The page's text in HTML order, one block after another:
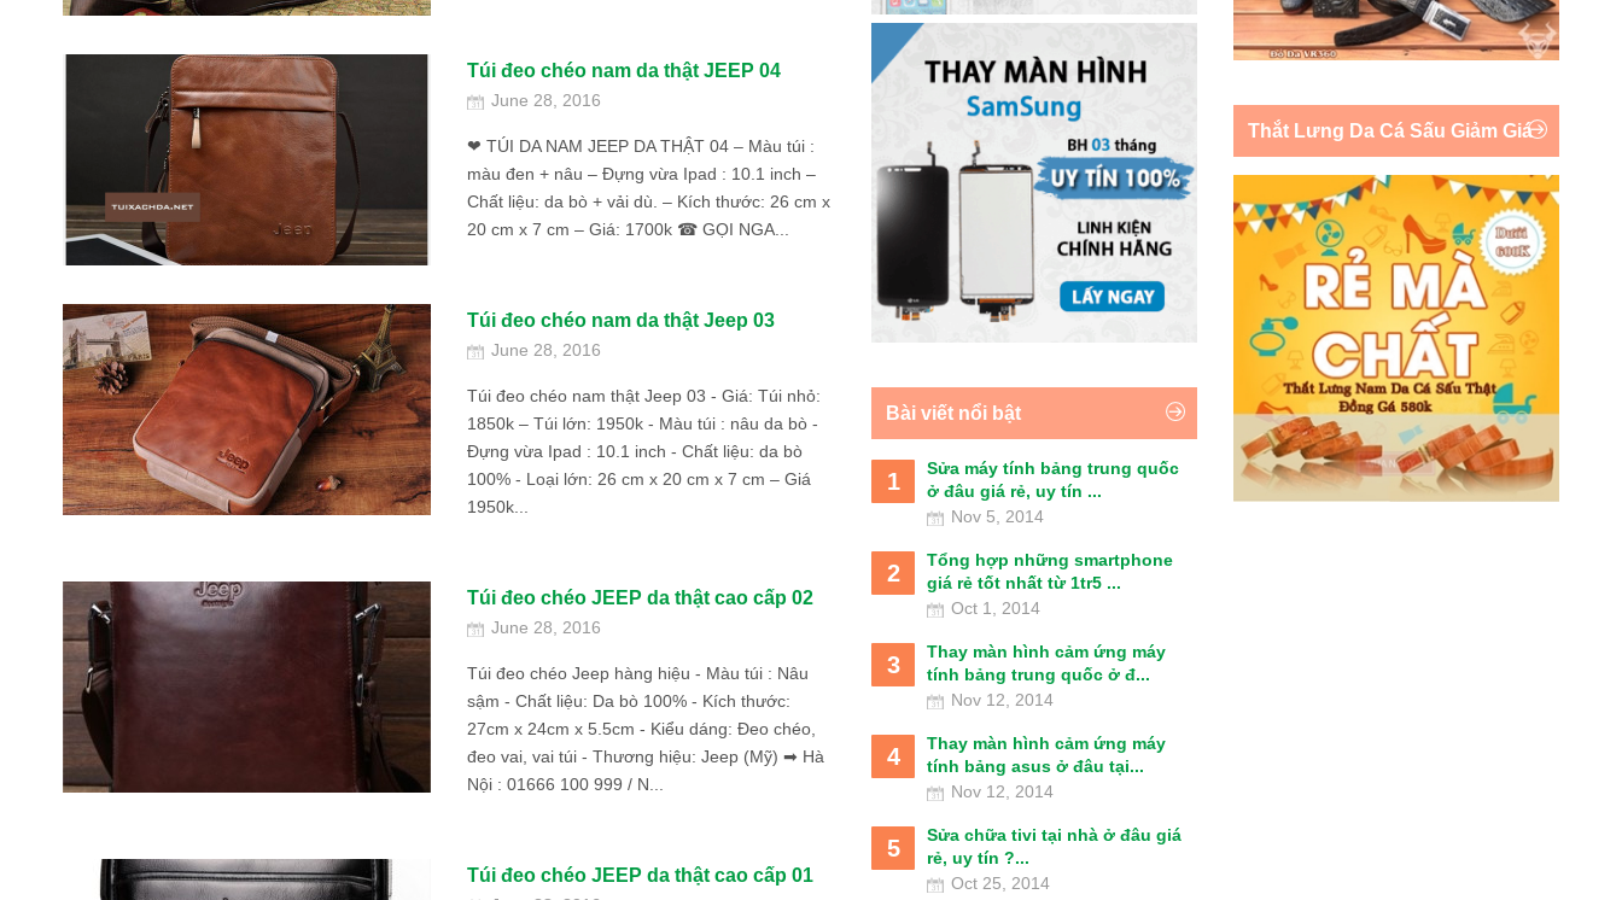
Túi đeo chéo nam da thật JEEP 04
June 28, 2016
❤ TÚI DA NAM JEEP DA THẬT 04 – Màu túi :
màu đen + nâu – Đựng vừa Ipad : 10.1 inch –
Chất liệu: da bò + vải dù. – Kích thước: 26 cm x
20 cm x 7 cm – Giá: 1700k ☎ GỌI NGA...
Túi đeo chéo nam da thật Jeep 03
June 28, 2016
Túi đeo chéo nam thật Jeep 03 - Giá: Túi nhỏ:
1850k – Túi lớn: 1950k - Màu túi : nâu da bò -
Đựng vừa Ipad : 10.1 inch - Chất liệu: da bò
100% - Loại lớn: 26 cm x 20 cm x 7 cm – Giá
1950k...
Túi đeo chéo JEEP da thật cao cấp 02
June 28, 2016
Túi đeo chéo Jeep hàng hiệu - Màu túi : Nâu
sậm - Chất liệu: Da bò 100% - Kích thước:
27cm x 24cm x 5.5cm - Kiểu dáng: Đeo chéo,
đeo vai, vai túi - Thương hiệu: Jeep (Mỹ) ➡ Hà
Nội : 01666 100 999 / N...
Túi đeo chéo JEEP da thật cao cấp 01
Bài viết nổi bật
1
Sửa máy tính bảng trung quốc
ở đâu giá rẻ, uy tín ...
Nov 5, 2014
2
Tổng hợp những smartphone
giá rẻ tốt nhất từ 1tr5 ...
Oct 1, 2014
3
Thay màn hình cảm ứng máy
tính bảng trung quốc ở đ...
Nov 12, 2014
4
Thay màn hình cảm ứng máy
tính bảng asus ở đâu tại...
Nov 12, 2014
5
Sửa chữa tivi tại nhà ở đâu giá
rẻ, uy tín ?...
Oct 25, 2014
Thắt Lưng Da Cá Sấu Giảm Giá